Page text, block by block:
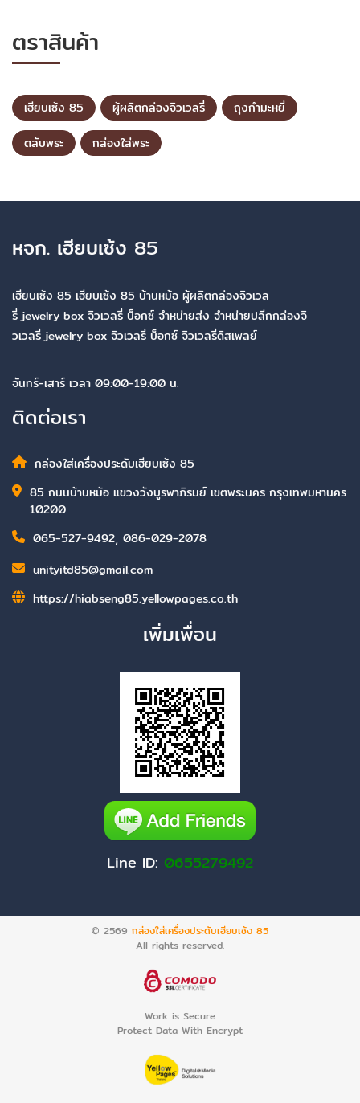
ตราสินค้า
เฮียบเซ้ง 85 ผู้ผลิตกล่องจิวเวลรี่
ถุงกำมะหยี่
ตลับพระ
กล่องใส่พระ
หจก. เฮียบเซ้ง 85
เฮียบเซ้ง 85 เฮียบเซ้ง 85 บ้านหม้อ ผู้ผลิตกล่องจิวเวล
รี่ jewelry box จิวเวลรี่ บ็อกซ์ จำหน่ายส่ง จำหน่ายปลีกกล่องจิ
วเวลรี่ jewelry box จิวเวลรี่ บ็อกซ์ จิวเวลรี่ดิสเพลย์
จันทร์-เสาร์ เวลา 09:00-19:00 น.
ติดต่อเรา
กล่องใส่เครื่องประดับเฮียบเซ้ง 85
85 ถนนบ้านหม้อ แขวงวังบูรพาภิรมย์ เขตพระนคร กรุงเทพมหานคร
10200
065-527-9492, 086-029-2078
unityitd85@gmail.com
https://hiabseng85.yellowpages.co.th
เพิ่มเพื่อน
Line ID: 0655279492
© 2569 กล่องใส่เครื่องประดับเฮียบเซ้ง 85
All rights reserved.
Work is Secure
Protect Data With Encrypt